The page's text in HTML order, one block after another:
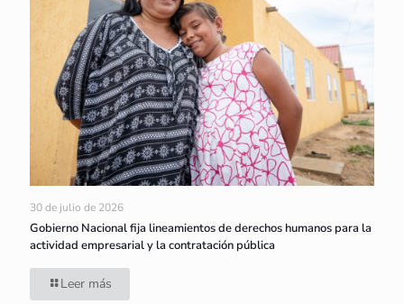
30 de julio de 2026
Gobierno Nacional fija lineamientos de derechos humanos para la
actividad empresarial y la contratación pública
Leer más